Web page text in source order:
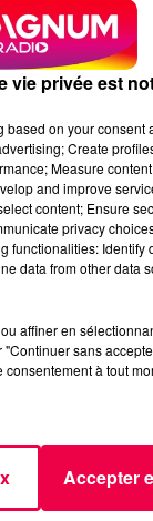
vie privée est
on your consent
Create
Measure
and improve
content; Ensure
privacy
functionalities:
data from other data
affiner en
sans
à tout
Accepter